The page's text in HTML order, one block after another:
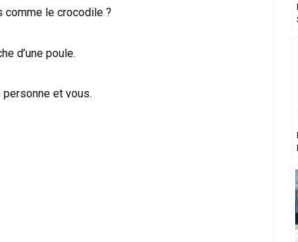
le crocodile ?
d’une poule.
personne et vous.